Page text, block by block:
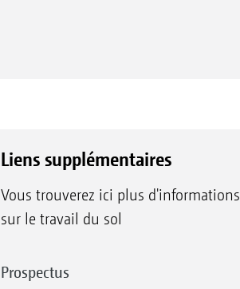
Liens supplémentaires
Vous trouverez ici plus d'informations
sur le travail du sol
Prospectus